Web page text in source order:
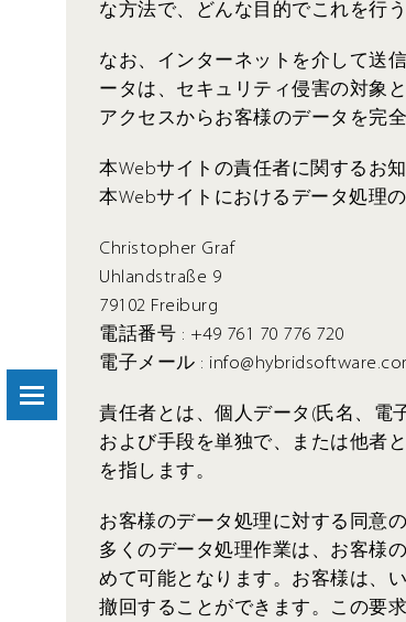
な方法で、どんな目的でこれを行
なお、インターネットを介して送
ータは、セキュリティ侵害の対象
アクセスからお客様のデータを完
本Webサイトの責任者に関するお
本Webサイトにおけるデータ処理
Christopher Graf
Uhlandstraße 9
79102 Freiburg
電話番号 : +49 761 70 776 720
電子メール :
責任者とは、個人データ(氏名、電
および手段を単独で、または他者
を指します。
お客様のデータ処理に対する同意
多くのデータ処理作業は、お客様
めて可能となります。お客様は、
撤回することができます。この要